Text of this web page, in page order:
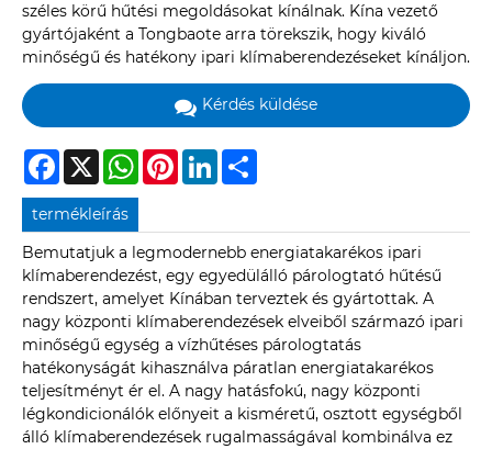
széles körű hűtési megoldásokat kínálnak. Kína vezető
gyártójaként a Tongbaote arra törekszik, hogy kiváló
minőségű és hatékony ipari klímaberendezéseket kínáljon.
Kérdés küldése
Facebook
X WhatsAppPinterestLinkedIn
termékleírás
Bemutatjuk a legmodernebb energiatakarékos ipari
klímaberendezést, egy egyedülálló párologtató hűtésű
rendszert, amelyet Kínában terveztek és gyártottak. A
nagy központi klímaberendezések elveiből származó ipari
minőségű egység a vízhűtéses párologtatás
hatékonyságát kihasználva páratlan energiatakarékos
teljesítményt ér el. A nagy hatásfokú, nagy központi
légkondicionálók előnyeit a kisméretű, osztott egységből
álló klímaberendezések rugalmasságával kombinálva ez